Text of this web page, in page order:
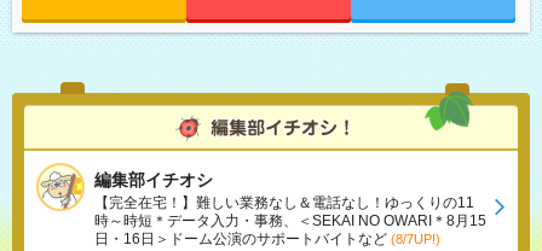
編集部イチオシ
【完全在宅！】難しい業務なし＆電話なし！ゆっくりの11
時～時短＊データ入力・事務、＜SEKAI NO OWARI＊8月15
日・16日＞ドーム公演のサポートバイトなど (8/7UP!)